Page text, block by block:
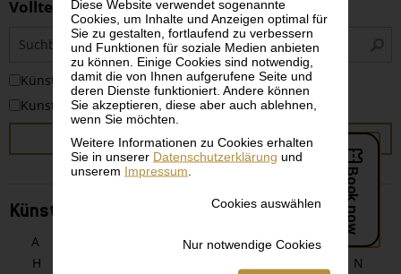
Diese Website verwendet sogenannte
Cookies, um Inhalte und Anzeigen optimal für
Sie zu gestalten, fortlaufend zu verbessern
und Funktionen für soziale Medien anbieten
zu können. Einige Cookies sind notwendig,
damit die von Ihnen aufgerufene Seite und
deren Dienste funktioniert. Andere können
Sie akzeptieren, diese aber auch ablehnen,
wenn Sie möchten.
Weitere Informationen zu Cookies erhalten
Sie in unserer Datenschutzerklärung und
unserem Impressum
Cookies auswählen
Nur notwendige Cookies
Volltextsuche
KünstlerInnen
Kunstwerke
SUCHEN
KünstlerInnen alphabetisch
A D E F
G
H
N